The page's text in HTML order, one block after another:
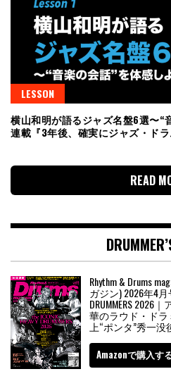
LESSON
横山和明が語るジャズ名盤6選〜“
連載『3年後、確実にジャズ・ド
READ
Rhythm & Drums
ガジン) 2026年4月
DRUMMERS 2026
華のラウド・ド
上“ポンタ”秀一没
Amazonで購入す